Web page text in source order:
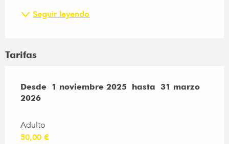
Seguir leyendo
Tarifas
Desde 1 noviembre 2025 hasta 31 marzo 2026
Desde 1 noviembre 2025 hasta 31 marzo
2026
Adulto
50,00 €